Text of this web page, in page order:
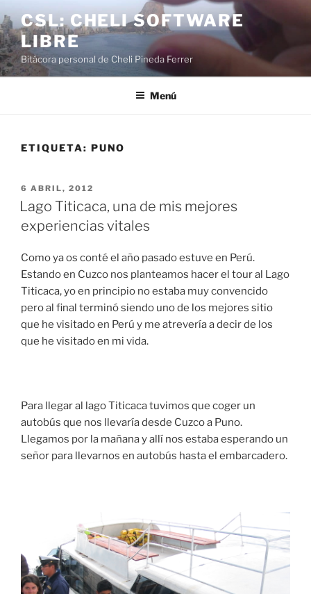
al
contenido
CSL: CHELI SOFTWARE
LIBRE
Bitácora personal de Cheli Pineda Ferrer
Menú
ETIQUETA: PUNO
PUBLICADO
EL
6 ABRIL, 2012
Lago Titicaca, una de mis mejores
experiencias vitales
Como ya os conté el año pasado estuve en Perú.
Estando en Cuzco nos planteamos hacer el tour al Lago
Titicaca, yo en principio no estaba muy convencido
pero al final terminó siendo uno de los mejores sitio
que he visitado en Perú y me atrevería a decir de los
que he visitado en mi vida.
Para llegar al lago Titicaca tuvimos que coger un
autobús que nos llevaría desde Cuzco a Puno.
Llegamos por la mañana y allí nos estaba esperando un
señor para llevarnos en autobús hasta el embarcadero.